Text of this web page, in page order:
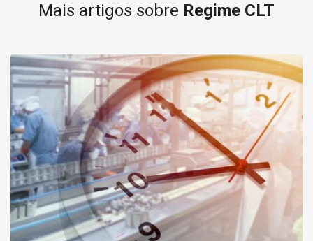
Mais artigos sobre Regime CLT